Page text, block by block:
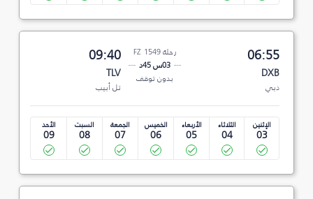
06:55
DXB
دبي
رحلة FZ 1549
03س 45د
بدون توقف
09:40
TLV
تل أبيب
الإثنين
03
الثلاثاء
04
الأربعاء
05
الخميس
06
الجمعة
07
السبت
08
الأحد
09